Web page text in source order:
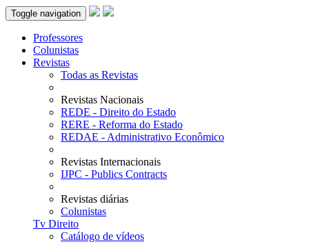
Toggle navigation
Professores
Colunistas
Revistas
Todas as Revistas
Revistas Nacionais
REDE - Direito do Estado
RERE - Reforma do Estado
REDAE - Administrativo Econômico
Revistas Internacionais
IJPC - Publics Contracts
Revistas diárias
Colunistas
Tv Direito
Catálogo de vídeos